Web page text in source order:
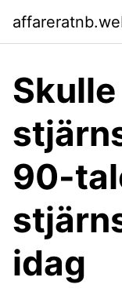
Skulle
90-
idag